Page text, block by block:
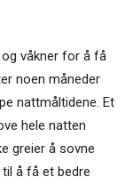
våkner for å få
noen måneder
nattmåltidene. Et
hele natten
greier å sovne
å få et bedre